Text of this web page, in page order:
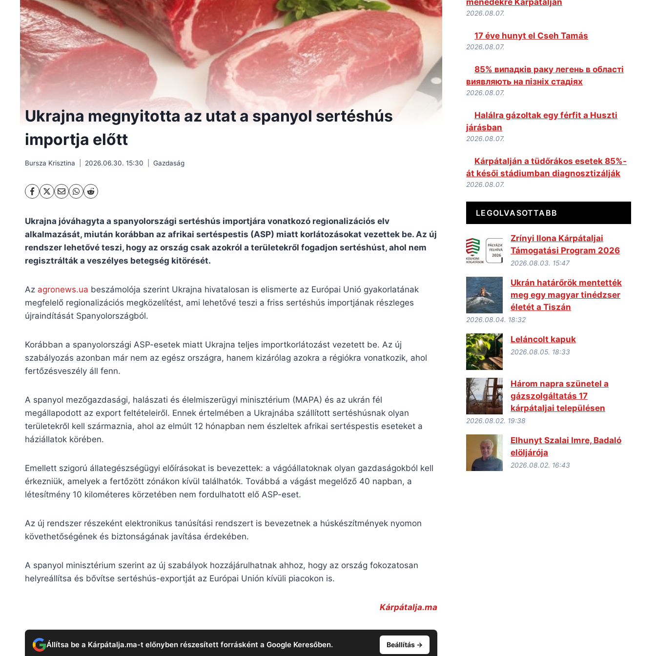
Ukrajna megnyitotta az utat a spanyol sertéshús
importja előtt
Bursza Krisztina 2026.06.30. 15:30 Gazdaság
Ukrajna jóváhagyta a spanyolországi sertéshús importjára vonatkozó regionalizációs elv
alkalmazását, miután korábban az afrikai sertéspestis (ASP) miatt korlátozásokat vezettek be. Az új
rendszer lehetővé teszi, hogy az ország csak azokról a területekről fogadjon sertéshúst, ahol nem
regisztrálták a veszélyes betegség kitörését.
Az agronews.ua beszámolója szerint Ukrajna hivatalosan is elismerte az Európai Unió gyakorlatának
megfelelő regionalizációs megközelítést, ami lehetővé teszi a friss sertéshús importjának részleges
újraindítását Spanyolországból.
Korábban a spanyolországi ASP-esetek miatt Ukrajna teljes importkorlátozást vezetett be. Az új
szabályozás azonban már nem az egész országra, hanem kizárólag azokra a régiókra vonatkozik, ahol
fertőzésveszély áll fenn.
A spanyol mezőgazdasági, halászati és élelmiszerügyi minisztérium (MAPA) és az ukrán fél
megállapodott az export feltételeiről. Ennek értelmében a Ukrajnába szállított sertéshúsnak olyan
területekről kell származnia, ahol az elmúlt 12 hónapban nem észleltek afrikai sertéspestis eseteket a
háziállatok körében.
Emellett szigorú állategészségügyi előírásokat is bevezettek: a vágóállatoknak olyan gazdaságokból kell
érkezniük, amelyek a fertőzött zónákon kívül találhatók. Továbbá a vágást megelőző 40 napban, a
létesítmény 10 kilométeres körzetében nem fordulhatott elő ASP-eset.
Az új rendszer részeként elektronikus tanúsítási rendszert is bevezetnek a húskészítmények nyomon
követhetőségének és biztonságának javítása érdekében.
A spanyol minisztérium szerint az új szabályok hozzájárulhatnak ahhoz, hogy az ország fokozatosan
helyreállítsa és bővítse sertéshús-exportját az Európai Unión kívüli piacokon is.
Kárpátalja.ma
Állítsa be a Kárpátalja.ma-t előnyben részesített forrásként a Google Keresőben. Beállítás →
2026.08.07.
17 éve hunyt el Cseh Tamás
2026.08.07.
85% випадків раку легень в області
виявляють на пізніх стадіях
2026.08.07.
Halálra gázoltak egy férfit a Huszti
járásban
2026.08.07.
Kárpátalján a tüdőrákos esetek 85%-
át késői stádiumban diagnosztizálják
2026.08.07.
LEGOLVASOTTABB
Zrínyi Ilona Kárpátaljai
Támogatási Program 2026
2026.08.03. 15:47
Ukrán határőrök mentették
meg egy magyar tinédzser
életét a Tiszán
2026.08.04. 18:32
Leláncolt kapuk
2026.08.05. 18:33
Három napra szünetel a
gázszolgáltatás 17
kárpátaljai településen
2026.08.02. 19:38
Elhunyt Szalai Imre, Badaló
elöljárója
2026.08.02. 16:43